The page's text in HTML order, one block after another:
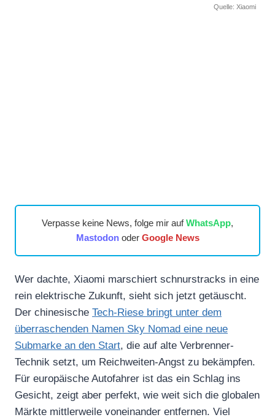
Quelle: Xiaomi
Verpasse keine News, folge mir aufWhatsApp,
Mastodonoder Google News
Wer dachte, Xiaomi marschiert schnurstracks in eine
rein elektrische Zukunft, sieht sich jetzt getäuscht.
Der chinesische Tech-Riese bringt unter dem
überraschenden Namen Sky Nomad eine neue
Submarke an den Start, die auf alte Verbrenner-
Technik setzt, um Reichweiten-Angst zu bekämpfen.
Für europäische Autofahrer ist das ein Schlag ins
Gesicht, zeigt aber perfekt, wie weit sich die globalen
Märkte mittlerweile voneinander entfernen. Viel